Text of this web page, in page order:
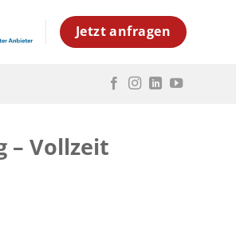
Jetzt anfragen
– Vollzeit